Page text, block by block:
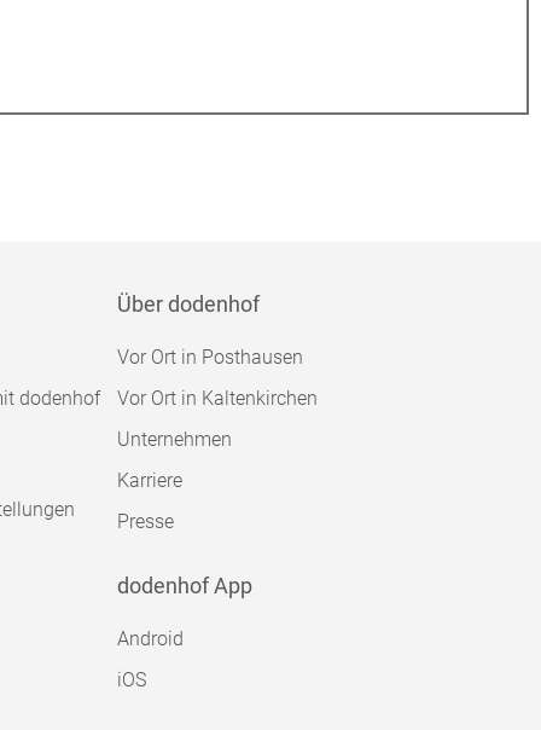
dodenhof
Über dodenhof
Vor Ort in Posthausen
Vor Ort in Kaltenkirchen
Unternehmen
Karriere
Presse
dodenhof App
Android
iOS